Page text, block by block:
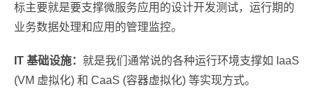
标主要就是要支撑微服务应用的设计开发测试，运行期的
业务数据处理和应用的管理监控。
IT 基础设施： 就是我们通常说的各种运行环境支撑如 IaaS
(VM 虚拟化) 和 CaaS (容器虚拟化) 等实现方式。